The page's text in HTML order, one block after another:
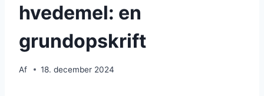
hvedemel: en
grundopskrift
Af 18. december 2024